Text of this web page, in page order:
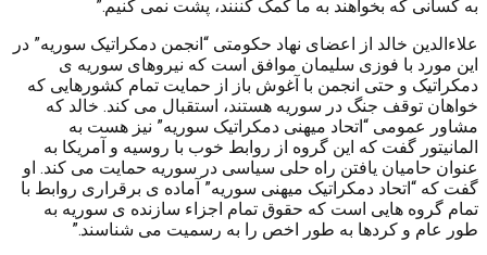
به کسانی که بخواهند به ما کمک کننند، پشت نمی کنیم.”
علاءالدین خالد از اعضای نهاد حکومتی “انجمن دمکراتیک سوریه” در
این مورد با فوزی سلیمان موافق است که نیروهای سوریه ی
دمکراتیک و حتی انجمن با آغوش باز از حمایت تمام کشورهایی که
خواهان توقف جنگ در سوریه هستند، استقبال می کند. خالد که
مشاور عمومی “اتحاد میهنی دمکراتیک سوریه” نیز هست به
المانیتور گفت که این گروه از روابط خوب با روسیه و آمریکا به
عنوان حامیان یافتن راه حلی سیاسی در سوریه حمایت می کند. او
گفت که “اتحاد دمکراتیک میهنی سوریه” آماده ی برقراری روابط با
تمام گروه هایی است که حقوق تمام اجزاء سازنده ی سوریه به
طور عام و کردها به طور اخص را به رسمیت می شناسند.”